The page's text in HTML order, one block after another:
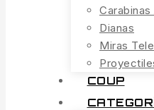
Carabinas
Dianas
Miras
COUP